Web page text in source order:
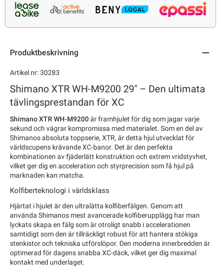
Produktbeskrivning
Artikel nr: 30283
Shimano XTR WH-M9200 29" – Den ultimata
tävlingsprestandan för XC
Shimano XTR WH-M9200är framhjulet för dig som jagar varje
sekund och vägrar kompromissa med materialet. Som en del av
Shimanos absoluta toppserie, XTR, är detta hjul utvecklat för
världscupens krävande XC-banor. Det är den perfekta
kombinationen av fjäderlätt konstruktion och extrem vridstyvhet,
vilket ger dig en acceleration och styrprecision som få hjul på
marknaden kan matcha.
Kolfiberteknologi i världsklass
Hjärtat i hjulet är den ultralätta kolfiberfälgen. Genom att
använda Shimanos mest avancerade kolfiberupplägg har man
lyckats skapa en fälg som är otroligt snabb i accelerationen
samtidigt som den är tillräckligt robust för att hantera stökiga
stenkistor och tekniska utförslöpor. Den moderna innerbredden är
optimerad för dagens snabba XC-däck, vilket ger dig maximal
kontakt med underlaget.